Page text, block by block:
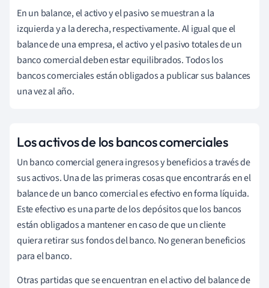
En un balance, el activo y el pasivo se muestran a la
izquierda y a la derecha, respectivamente. Al igual que el
balance de una empresa, el activo y el pasivo totales de un
banco comercial deben estar equilibrados. Todos los
bancos comerciales están obligados a publicar sus balances
una vez al año.
Los activos de los bancos comerciales
Un banco comercial genera ingresos y beneficios a través de
sus activos. Una de las primeras cosas que encontrarás en el
balance de un banco comercial es efectivo en forma líquida.
Este efectivo es una parte de los depósitos que los bancos
están obligados a mantener en caso de que un cliente
quiera retirar sus fondos del banco. No generan beneficios
para el banco.
Otras partidas que se encuentran en el activo del balance de